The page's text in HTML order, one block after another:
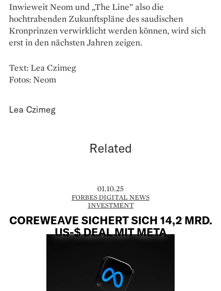
Inwieweit Neom und „The Line” also die
hochtrabenden Zukunftspläne des saudischen
Kronprinzen verwirklicht werden können, wird sich
erst in den nächsten Jahren zeigen.
Text: Lea Czimeg
Fotos: Neom
Lea Czimeg
Related
01.10.25
FORBES DIGITAL NEWS
INVESTMENT
COREWEAVE SICHERT SICH 14,2 MRD.
US-$ DEAL MIT META